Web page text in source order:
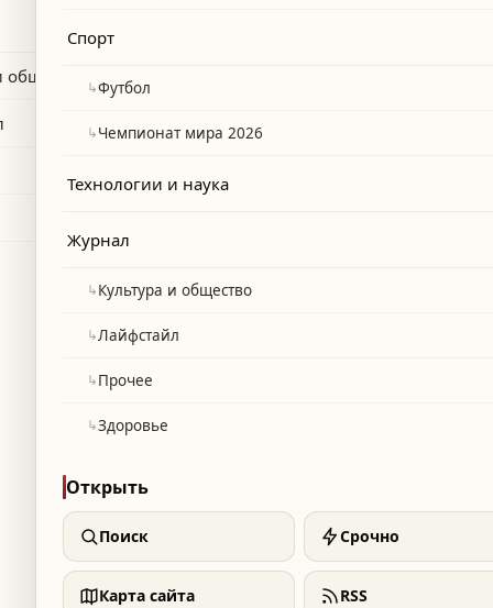
премьере фильма «Одиссея» в
Спорт
↳Футбол
↳Чемпионат мира 2026
Технологии и наука
Журнал
↳Культура и общество
↳Лайфстайл
↳Прочее
↳Здоровье
Открыть
Поиск Срочно
Карта сайта RSS